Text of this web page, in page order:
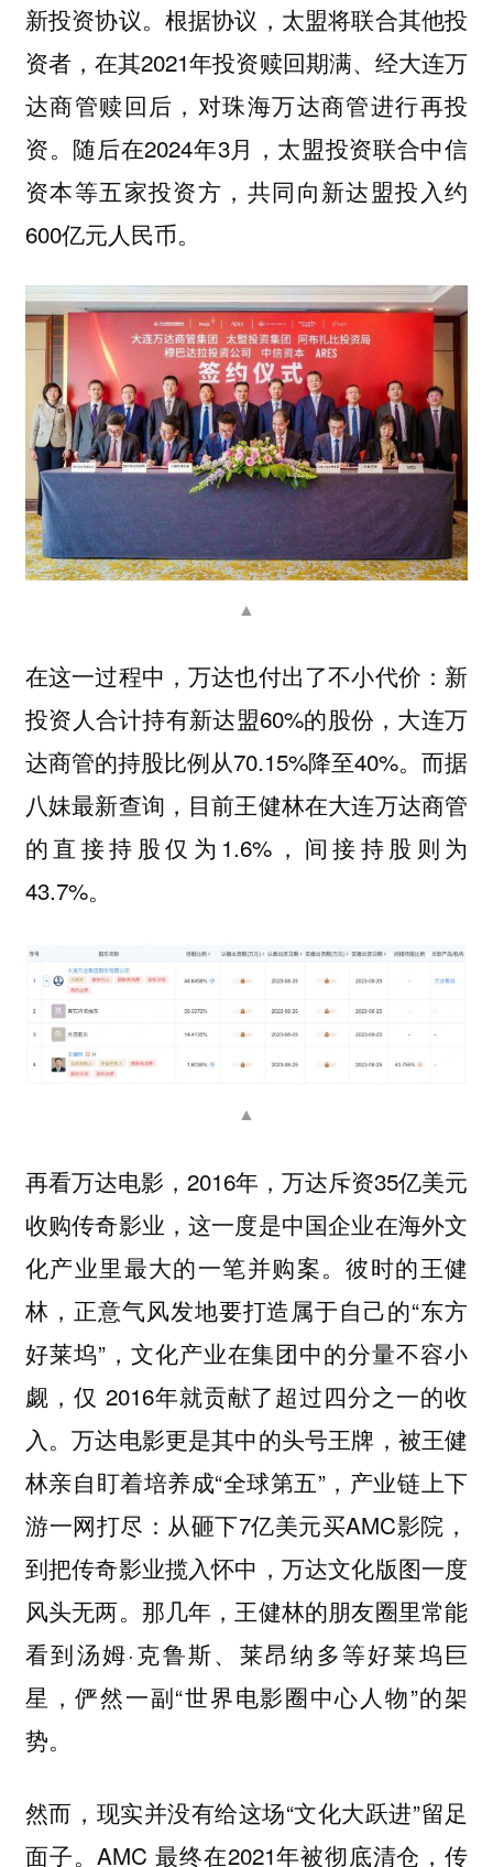
新投资协议。根据协议，太盟将联合其他投
资者，在其2021年投资赎回期满、经大连万
达商管赎回后，对珠海万达商管进行再投
资。随后在2024年3月，太盟投资联合中信
资本等五家投资方，共同向新达盟投入约
600亿元人民币。
▲
在这一过程中，万达也付出了不小代价：新
投资人合计持有新达盟60%的股份，大连万
达商管的持股比例从70.15%降至40%。而据
八妹最新查询，目前王健林在大连万达商管
的直接持股仅为1.6%，间接持股则为
43.7%。
▲
再看万达电影 ，2016年，万达斥资35亿美元
收购传奇影业，这一度是中国企业在海外文
化产业里最大的一笔并购案。彼时的王健
林，正意气风发地要打造属于自己的“东方
好莱坞”，文化产业在集团中的分量不容小
觑，仅 2016年就贡献了超过四分之一的收
入。万达电影更是其中的头号王牌，被王健
林亲自盯着培养成“全球第五”，产业链上下
游一网打尽：从砸下7亿美元买AMC影院，
到把传奇影业揽入怀中，万达文化版图一度
风头无两。那几年，王健林的朋友圈里常能
看到汤姆·克鲁斯、莱昂纳多等好莱坞巨
星，俨然一副“世界电影圈中心人物”的架
势。
然而，现实并没有给这场“文化大跃进”留足
面子。AMC 最终在2021年被彻底清仓，传